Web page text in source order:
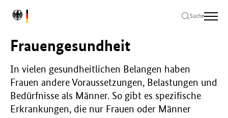
Hauptinhalt
springen
Hauptnavigation
springen
Seitenende
springen
L
o
u
n
d
e
s
Suche
Frauengesundheit
In vielen gesundheitlichen Belangen haben
Frauen andere Voraussetzungen, Belastungen und
Bedürfnisse als Männer. So gibt es spezifische
Erkrankungen, die nur Frauen oder Männer